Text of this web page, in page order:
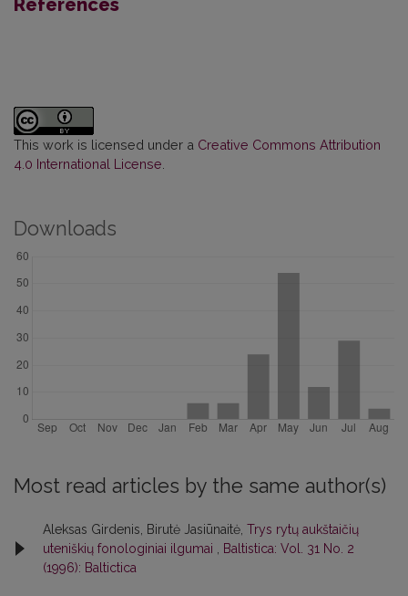
This work is licensed under a Creative Commons Attribution
4.0 International License
Downloads
Most read articles by the same author(s)
Aleksas Girdenis, Birutė Jasiūnaitė, Trys rytų aukštaičių
uteniškių fonologiniai ilgumai
Baltistica: Vol. 31 No. 2
(1996): Baltictica